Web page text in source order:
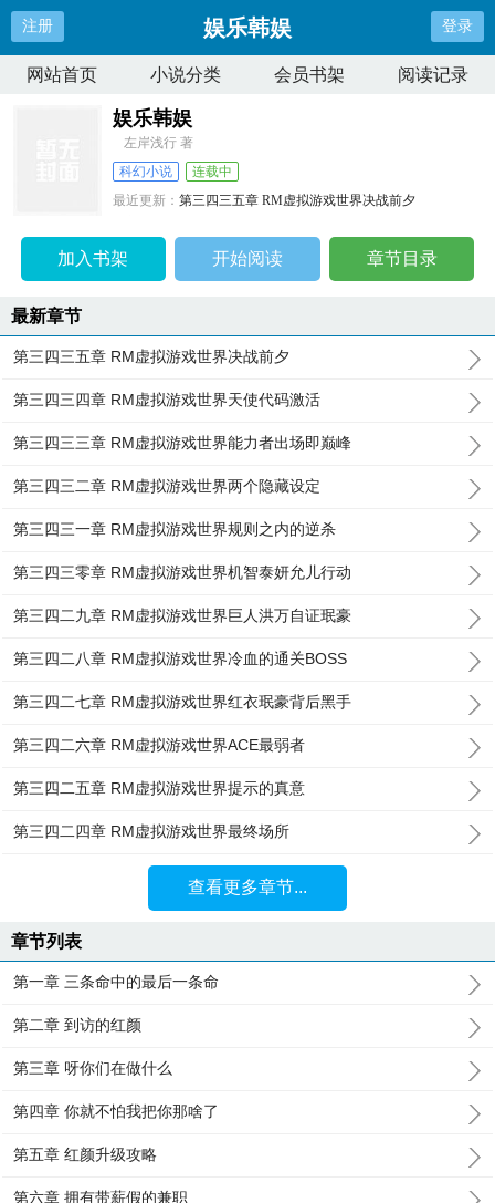
注册 娱乐韩娱 登录
网站首页 小说分类 会员书架 阅读记录
娱乐韩娱
左岸浅行 著
科幻小说
连载中
最近更新：第三四三五章 RM虚拟游戏世界决战前夕
加入书架 开始阅读 章节目录
最新章节
第三四三五章 RM虚拟游戏世界决战前夕
第三四三四章 RM虚拟游戏世界天使代码激活
第三四三三章 RM虚拟游戏世界能力者出场即巅峰
第三四三二章 RM虚拟游戏世界两个隐藏设定
第三四三一章 RM虚拟游戏世界规则之内的逆杀
第三四三零章 RM虚拟游戏世界机智泰妍允儿行动
第三四二九章 RM虚拟游戏世界巨人洪万自证珉豪
第三四二八章 RM虚拟游戏世界冷血的通关BOSS
第三四二七章 RM虚拟游戏世界红衣珉豪背后黑手
第三四二六章 RM虚拟游戏世界ACE最弱者
第三四二五章 RM虚拟游戏世界提示的真意
第三四二四章 RM虚拟游戏世界最终场所
查看更多章节...
章节列表
第一章 三条命中的最后一条命
第二章 到访的红颜
第三章 呀你们在做什么
第四章 你就不怕我把你那啥了
第五章 红颜升级攻略
第六章 拥有带薪假的兼职